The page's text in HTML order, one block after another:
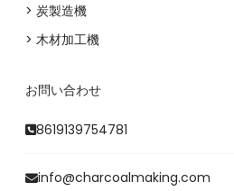
> 炭製造機
> 木材加工機
お問い合わせ
8619139754781
info@charcoalmaking.com